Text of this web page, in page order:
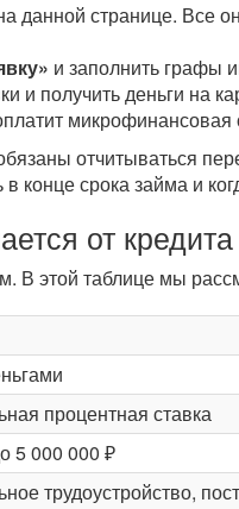
данной странице. Все
и заполнить графы
и получить деньги на
микрофинансовая
отчитываться
конце срока займа и
от кредита
В этой таблице мы
процентная ставка
5 000 000 ₽
трудоустройство,